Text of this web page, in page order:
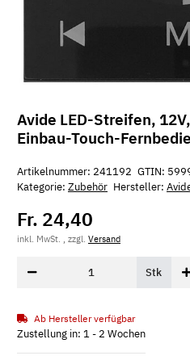
Avide LED-Streifen,
Einbau-Touch-
Artikelnummer: 241192 GTIN:
Kategorie: Zubehör Hersteller:
Fr. 24,40
inkl. MwSt. , zzgl. Versand
Stk
Ab Hersteller verfügbar
Zustellung in: 1 - 2 Wochen